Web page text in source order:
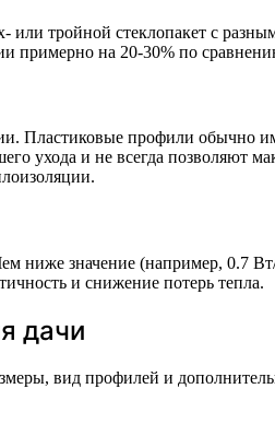
или тройной стеклопакет с
примерно на 20-30% по
Пластиковые профили обычно
ухода и не всегда позволяют
ниже значение (например, 0.7
и снижение потерь тепла.
дачи
вид профилей и